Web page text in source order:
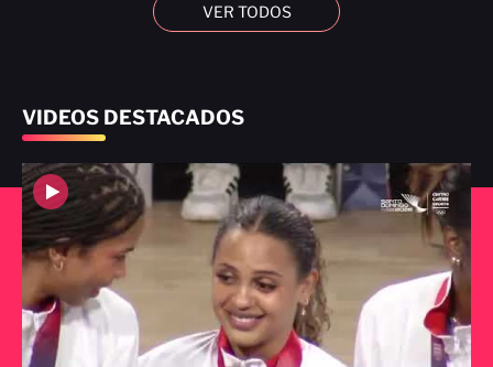
VER TODOS
VIDEOS DESTACADOS